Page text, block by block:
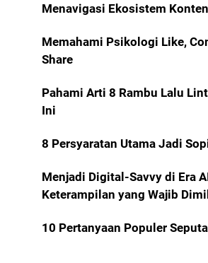
Menavigasi Ekosistem
Memahami Psikologi Like,
Share
Pahami Arti 8 Rambu Lalu
Ini
8 Persyaratan Utama Jadi
Menjadi Digital-Savvy di Era
Keterampilan yang Wajib
10 Pertanyaan Populer